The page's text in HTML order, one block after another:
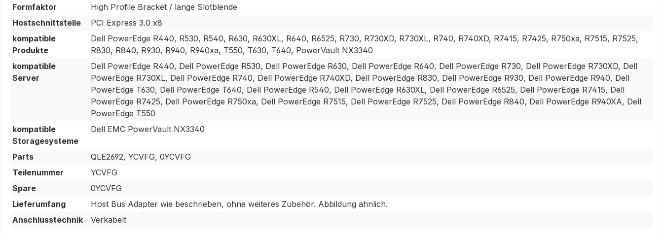
Formfaktor
High Profile Bracket / lange Slotblende
Hostschnittstelle
PCI Express 3.0 x8
kompatible
Produkte
Dell PowerEdge R440, R530, R540, R630, R630XL, R640, R6525, R730, R730XD, R730XL, R740, R740XD, R7415, R7425, R750xa, R7515, R7525,
R830, R840, R930, R940, R940xa, T550, T630, T640, PowerVault NX3340
kompatible
Server
Dell PowerEdge R440, Dell PowerEdge R530, Dell PowerEdge R630, Dell PowerEdge R640, Dell PowerEdge R730, Dell PowerEdge R730XD, Dell
PowerEdge R730XL, Dell PowerEdge R740, Dell PowerEdge R740XD, Dell PowerEdge R830, Dell PowerEdge R930, Dell PowerEdge R940, Dell
PowerEdge T630, Dell PowerEdge T640, Dell PowerEdge R540, Dell PowerEdge R630XL, Dell PowerEdge R6525, Dell PowerEdge R7415, Dell
PowerEdge R7425, Dell PowerEdge R750xa, Dell PowerEdge R7515, Dell PowerEdge R7525, Dell PowerEdge R840, Dell PowerEdge R940XA, Dell
PowerEdge T550
kompatible
Storagesysteme
Dell EMC PowerVault NX3340
Parts
QLE2692, YCVFG, 0YCVFG
Teilenummer
YCVFG
Spare
0YCVFG
Lieferumfang
Host Bus Adapter wie beschrieben, ohne weiteres Zubehör. Abbildung ähnlich.
Anschlusstechnik
Verkabelt